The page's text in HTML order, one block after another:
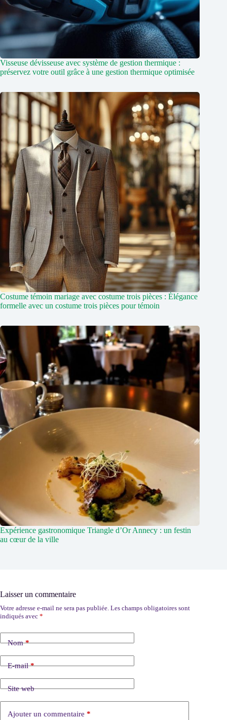
Visseuse dévisseuse avec système de gestion thermique :
préservez votre outil grâce à une gestion thermique optimisée
Costume témoin mariage avec costume trois pièces : Élégance
formelle avec un costume trois pièces pour témoin
Expérience gastronomique Triangle d’Or Annecy : un festin
au cœur de la ville
Laisser un commentaire
Votre adresse e-mail ne sera pas publiée. Les champs obligatoires sont
indiqués avec *
Nom*
E-mail*
Site web
Ajouter un commentaire *